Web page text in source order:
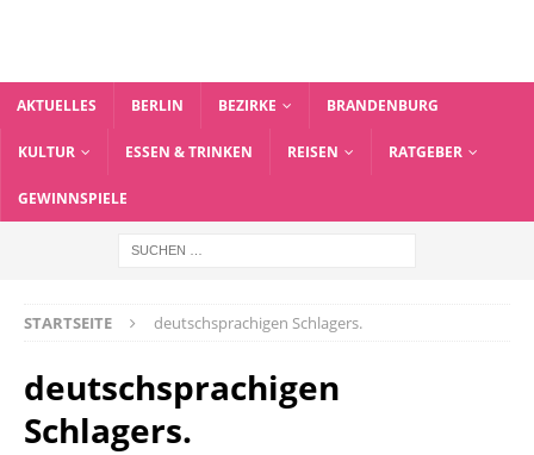
AKTUELLES BERLIN BEZIRKE BRANDENBURG
KULTUR ESSEN & TRINKEN REISEN RATGEBER
GEWINNSPIELE
STARTSEITE deutschsprachigen Schlagers.
deutschsprachigen
Schlagers.